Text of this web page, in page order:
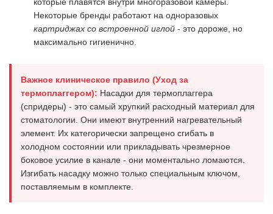
которые плавятся внутри многоразовой камеры.
Некоторые бренды работают на одноразовых
картриджах со встроенной иглой - это дороже, но
максимально гигиенично.
Важное клиническое правило (Уход за
термоплаггером): Насадки для термоплаггера
(спридеры) - это самый хрупкий расходный материал для
стоматологии. Они имеют внутренний нагревательный
элемент. Их категорически запрещено сгибать в
холодном состоянии или прикладывать чрезмерное
боковое усилие в канале - они моментально ломаются.
Изгибать насадку можно только специальным ключом,
поставляемым в комплекте.